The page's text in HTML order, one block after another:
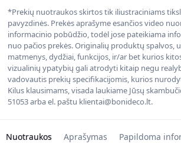
*Prekių nuotraukos skirtos tik iliustraciniams
pavyzdinės. Prekės aprašyme esančios video
informacinio pobūdžio, todėl jose pateikiama
nuo pačios prekės. Originalių produktų spalvos,
matmenys, dydžiai, funkcijos, ir/ar bet kurios
vizualinių ypatybių gali atrodyti kitaip negu
vadovautis prekių specifikacijomis, kurios
Kilus klausimams, visada laukiame Jūsų
51053 arba el. paštu klientai@bonideco.lt.
Nuotraukos Aprašymas Papildoma